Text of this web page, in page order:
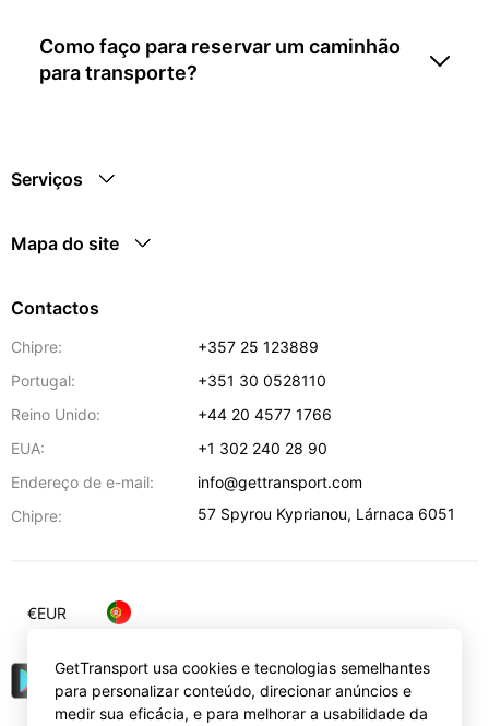
Como faço para reservar um caminhão
para transporte?
Serviços
Mapa do site
Contactos
Chipre:
+357 25 123889
Portugal:
+351 30 0528110
Reino Unido:
+44 20 4577 1766
EUA:
+1 302 240 28 90
Endereço de e-mail:
info@gettransport.com
Chipre:
57 Spyrou Kyprianou, Lárnaca 6051
€EUR
GetTransport usa cookies e tecnologias semelhantes
para personalizar conteúdo, direcionar anúncios e
medir sua eficácia, e para melhorar a usabilidade da